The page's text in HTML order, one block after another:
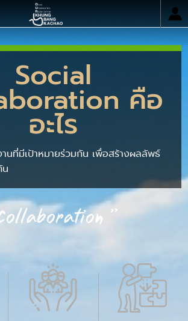
BangKachao
อกสาร
เข้าสู่ระบบ
Social
คือ
อะไร
านที่มีเป้าหมายร่วมกัน เพื่อสร้างผลลัพธ์
”